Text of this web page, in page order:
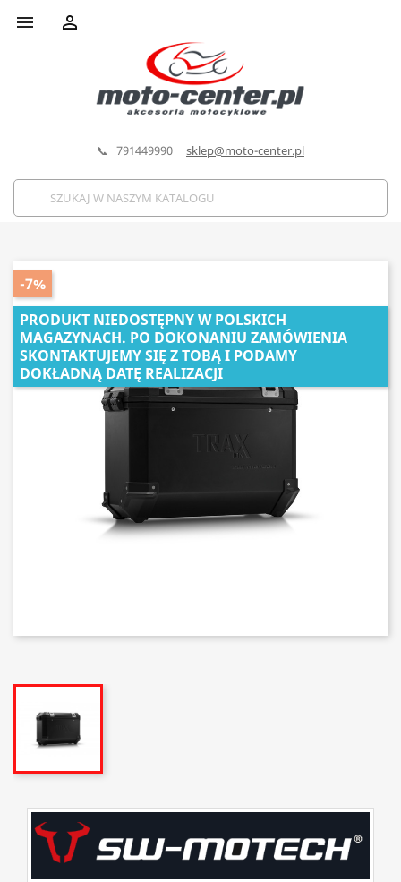
 
📞 791449990 sklep@moto-center.pl
-7%
PRODUKT NIEDOSTĘPNY W POLSKICH
MAGAZYNACH. PO DOKONANIU ZAMÓWIENIA
SKONTAKTUJEMY SIĘ Z TOBĄ I PODAMY
DOKŁADNĄ DATĘ REALIZACJI